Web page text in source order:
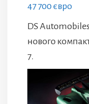
47 700 євро
DS
нового
7.